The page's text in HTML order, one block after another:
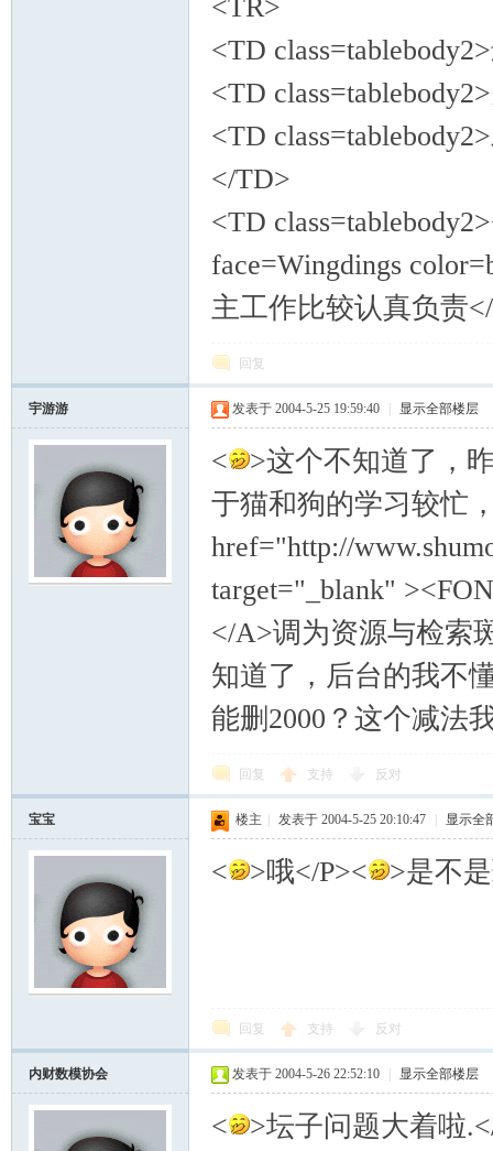
<TR>
<TD
<TD
<TD
</TD>
<TD
face=Wingdings
主工作比较认真负责
回复
宇游游 发表于 2004-5-25 19:59:40 显示全部楼层
<
>这个不知道了，
于猫和狗的学习较忙
href="http://
target="_blank"
</A>调为资源与检索
知道了，后台的我不
能删2000？这个减法
回复 支持 反对
宝宝 楼主 发表于 2004-5-25 20:10:47 显示全
< >哦</P>< >是不
回复 支持 反对
内财数模协会 发表于 2004-5-26 22:52:10 显示全部楼层
<
>坛子问题大着啦